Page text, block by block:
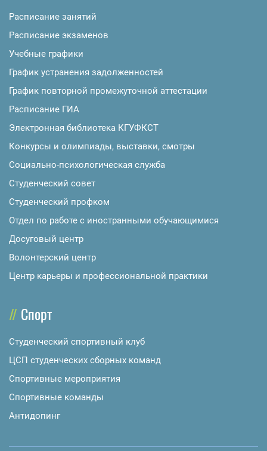
Расписание занятий
Расписание экзаменов
Учебные графики
График устранения задолженностей
График повторной промежуточной аттестации
Расписание ГИА
Электронная библиотека КГУФКСТ
Конкурсы и олимпиады, выставки, смотры
Социально-психологическая служба
Студенческий совет
Студенческий профком
Отдел по работе с иностранными обучающимися
Досуговый центр
Волонтерский центр
Центр карьеры и профессиональной практики
Спорт
Студенческий спортивный клуб
ЦСП студенческих сборных команд
Спортивные мероприятия
Спортивные команды
Антидопинг